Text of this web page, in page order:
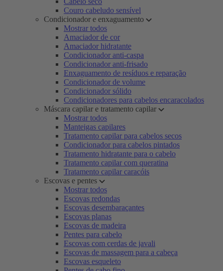
Couro cabeludo sensível
Condicionador e enxaguamento
Mostrar todos
Amaciador de cor
Amaciador hidratante
Condicionador anti-caspa
Condicionador anti-frisado
Enxaguamento de resíduos e reparação
Condicionador de volume
Condicionador sólido
Condicionadores para cabelos encaracolados
Máscara capilar e tratamento capilar
Mostrar todos
Manteigas capilares
Tratamento capilar para cabelos secos
Condicionador para cabelos pintados
Tratamento hidratante para o cabelo
Tratamento capilar com queratina
Tratamento capilar caracóis
Escovas e pentes
Mostrar todos
Escovas redondas
Escovas desembaraçantes
Escovas planas
Escovas de madeira
Pentes para cabelo
Escovas com cerdas de javali
Escovas de massagem para a cabeça
Escovas esqueleto